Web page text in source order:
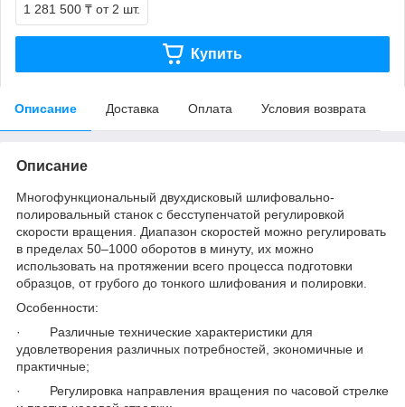
1 281 500 ₸ от 2 шт.
Купить
Описание Доставка Оплата Условия возврата
Описание
Многофункциональный двухдисковый шлифовально-
полировальный станок с бесступенчатой регулировкой
скорости вращения. Диапазон скоростей можно регулировать
в пределах 50–1000 оборотов в минуту, их можно
использовать на протяжении всего процесса подготовки
образцов, от грубого до тонкого шлифования и полировки.
Особенности:
· Различные технические характеристики для
удовлетворения различных потребностей, экономичные и
практичные;
· Регулировка направления вращения по часовой стрелке